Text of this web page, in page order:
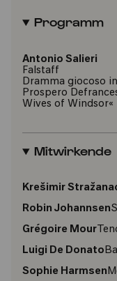
Programm
Antonio Salieri
Falstaff
Dramma giocoso
Prospero
Wives of Windsor«
Mitwirkende
Krešimir
Robin Johannsen
Grégoire Mour
Luigi De Donato
Sophie Harmsen